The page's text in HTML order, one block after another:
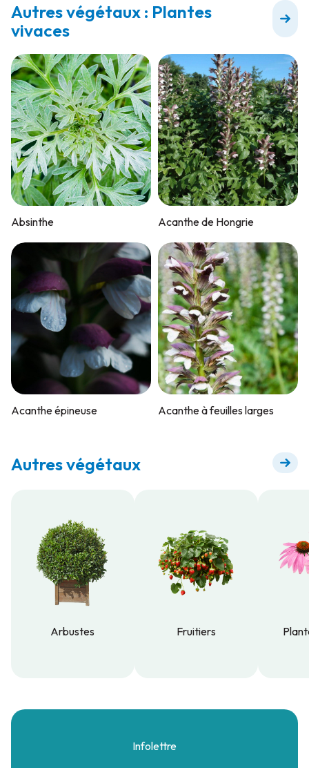
Autres végétaux : Plantes
vivaces
Absinthe Acanthe de Hongrie
Acanthe épineuse Acanthe à feuilles larges
Autres végétaux
Arbustes
Fruitiers
Infolettre